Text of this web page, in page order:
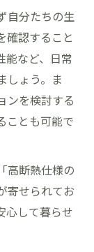
自分たちの生
確認すること
能など、日常
しょう。ま
ンを検討する
ことも可能で
高断熱仕様の
寄せられてお
心して暮らせ